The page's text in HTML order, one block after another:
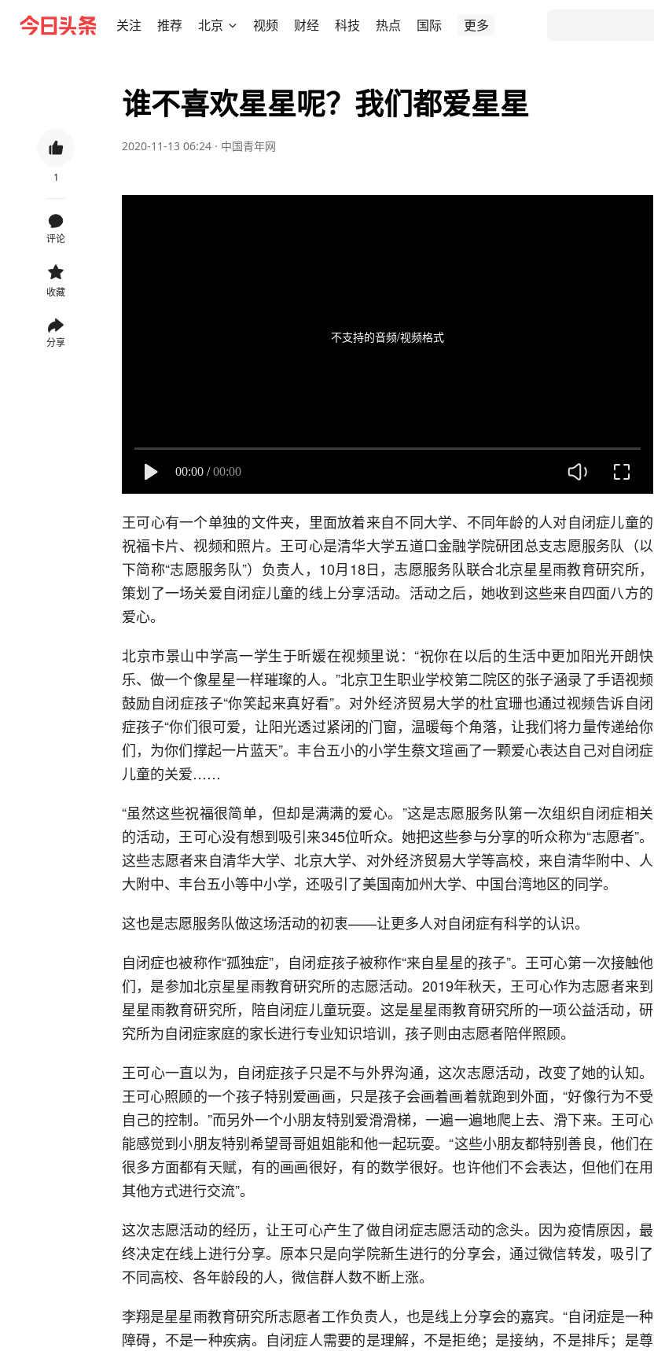
关注 推荐 北京 视频 财经 科技 热点 国际 更多
1
评论
收藏
分享
谁不喜欢星星呢？我们都爱星星
2020-11-13 06:24 · 中国青年网
不支持的音频/视频格式
00:00 / 00:00
王可心有一个单独的文件夹，里面放着来自不同大学、不同年龄的人对自闭症儿童的
祝福卡片、视频和照片。王可心是清华大学五道口金融学院研团总支志愿服务队（以
下简称“志愿服务队”）负责人，10月18日，志愿服务队联合北京星星雨教育研究所，
策划了一场关爱自闭症儿童的线上分享活动。活动之后，她收到这些来自四面八方的
爱心。
北京市景山中学高一学生于昕媛在视频里说：“祝你在以后的生活中更加阳光开朗快
乐、做一个像星星一样璀璨的人。”北京卫生职业学校第二院区的张子涵录了手语视频
鼓励自闭症孩子“你笑起来真好看”。对外经济贸易大学的杜宜珊也通过视频告诉自闭
症孩子“你们很可爱，让阳光透过紧闭的门窗，温暖每个角落，让我们将力量传递给你
们，为你们撑起一片蓝天”。丰台五小的小学生蔡文瑄画了一颗爱心表达自己对自闭症
儿童的关爱……
“虽然这些祝福很简单，但却是满满的爱心。”这是志愿服务队第一次组织自闭症相关
的活动，王可心没有想到吸引来345位听众。她把这些参与分享的听众称为“志愿者”。
这些志愿者来自清华大学、北京大学、对外经济贸易大学等高校，来自清华附中、人
大附中、丰台五小等中小学，还吸引了美国南加州大学、中国台湾地区的同学。
这也是志愿服务队做这场活动的初衷——让更多人对自闭症有科学的认识。
自闭症也被称作“孤独症”，自闭症孩子被称作“来自星星的孩子”。王可心第一次接触他
们，是参加北京星星雨教育研究所的志愿活动。2019年秋天，王可心作为志愿者来到
星星雨教育研究所，陪自闭症儿童玩耍。这是星星雨教育研究所的一项公益活动，研
究所为自闭症家庭的家长进行专业知识培训，孩子则由志愿者陪伴照顾。
王可心一直以为，自闭症孩子只是不与外界沟通，这次志愿活动，改变了她的认知。
王可心照顾的一个孩子特别爱画画，只是孩子会画着画着就跑到外面，“好像行为不受
自己的控制。”而另外一个小朋友特别爱滑滑梯，一遍一遍地爬上去、滑下来。王可心
能感觉到小朋友特别希望哥哥姐姐能和他一起玩耍。“这些小朋友都特别善良，他们在
很多方面都有天赋，有的画画很好，有的数学很好。也许他们不会表达，但他们在用
其他方式进行交流”。
这次志愿活动的经历，让王可心产生了做自闭症志愿活动的念头。因为疫情原因，最
终决定在线上进行分享。原本只是向学院新生进行的分享会，通过微信转发，吸引了
不同高校、各年龄段的人，微信群人数不断上涨。
李翔是星星雨教育研究所志愿者工作负责人，也是线上分享会的嘉宾。“自闭症是一种
障碍，不是一种疾病。自闭症人需要的是理解，不是拒绝；是接纳，不是排斥；是尊